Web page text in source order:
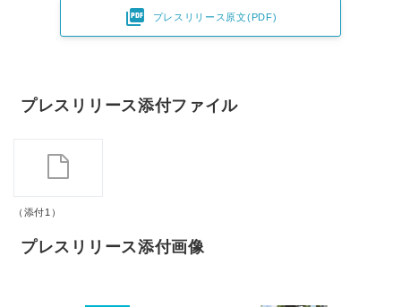
 プレスリリース原文(PDF)
プレスリリース添付ファイル
（添付1）
プレスリリース添付画像
English